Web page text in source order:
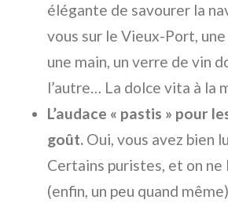
élégante de savourer la
vous sur le Vieux-Port,
une main, un verre de vin
l’autre… La dolce vita à la
L’audace « pastis » pour
goût. Oui, vous avez bien
Certains puristes, et on ne
(enfin, un peu quand